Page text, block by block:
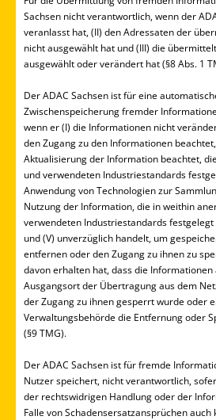
Sachsen nicht verantwortlich, wenn der
veranlasst hat, (II) den Adressaten der
nicht ausgewählt hat und (III) die
ausgewählt oder verändert hat (§8 Abs. 1
Der ADAC Sachsen ist für eine
Zwischenspeicherung fremder
wenn er (I) die Informationen nicht
den Zugang zu den Informationen
Aktualisierung der Information beachtet,
und verwendeten Industriestandards
Anwendung von Technologien zur
Nutzung der Information, die in weithin
verwendeten Industriestandards
und (V) unverzüglich handelt, um
entfernen oder den Zugang zu ihnen zu
davon erhalten hat, dass die
Ausgangsort der Übertragung aus dem
der Zugang zu ihnen gesperrt wurde oder
Verwaltungsbehörde die Entfernung oder
(§9 TMG).
Der ADAC Sachsen ist für fremde
Nutzer speichert, nicht verantwortlich,
der rechtswidrigen Handlung oder der
Falle von Schadensersatzansprüchen